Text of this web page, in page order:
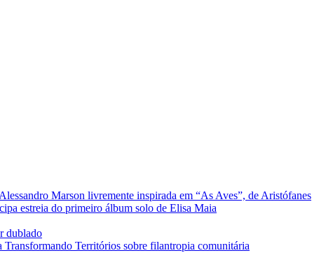
Marson livremente inspirada em “As Aves”, de Aristófanes
estreia do primeiro álbum solo de Elisa Maia
dublado
Transformando Territórios sobre filantropia comunitária